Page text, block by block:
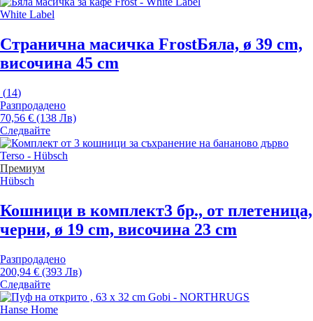
White Label
Странична масичка FrostБяла, ø 39 cm,
височина 45 cm
(14)
Разпродадено
70,56 € (138 Лв)
Следвайте
Премиум
Hübsch
Кошници в комплект3 бр., от плетеница,
черни, ø 19 cm, височина 23 cm
Разпродадено
200,94 € (393 Лв)
Следвайте
Hanse Home